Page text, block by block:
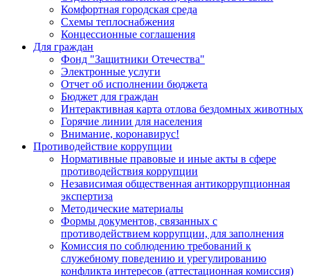
Комфортная городская среда
Схемы теплоснабжения
Концессионные соглашения
Для граждан
Фонд "Защитники Отечества"
Электронные услуги
Отчет об исполнении бюджета
Бюджет для граждан
Интерактивная карта отлова бездомных животных
Горячие линии для населения
Внимание, коронавирус!
Противодействие коррупции
Нормативные правовые и иные акты в сфере
противодействия коррупции
Независимая общественная антикоррупционная
экспертиза
Методические материалы
Формы документов, связанных с
противодействием коррупции, для заполнения
Комиссия по соблюдению требований к
служебному поведению и урегулированию
конфликта интересов (аттестационная комиссия)